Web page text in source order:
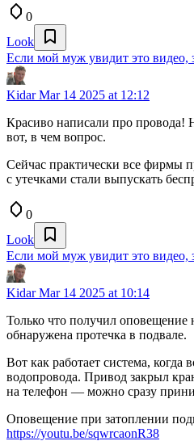
0
Look
Если мой муж увидит это видео,
KidarMar 14 2025 at 12:12
Красиво написали про провода!
вот, в чем вопрос.
Сейчас практически все фирмы
с утечками стали выпускать
0
Look
Если мой муж увидит это видео,
KidarMar 14 2025 at 10:14
Только что получил
обнаружена протечка в подвале.
Вот как работает система, когда
водопровода. Привод закрыл
на телефон — можно сразу
Оповещение при затоплении
https://youtu.be/sqwrcaonR38